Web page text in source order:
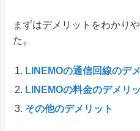
まずはデメリットをわかり
た。
LINEMOの通信回線のデ
LINEMOの料金のデメリ
その他のデメリット